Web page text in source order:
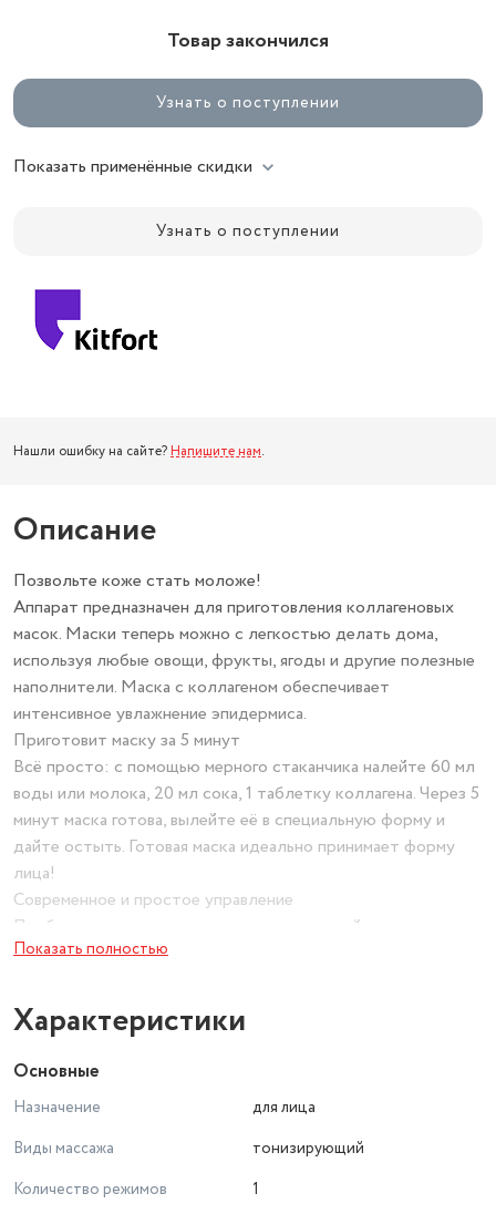
Товар закончился
Узнать о поступлении
Показать применённые скидки
Узнать о поступлении
Нашли ошибку на сайте? Напишите нам.
Описание
Позвольте коже стать моложе!
Аппарат предназначен для приготовления коллагеновых
масок. Маски теперь можно с легкостью делать дома,
используя любые овощи, фрукты, ягоды и другие полезные
наполнители. Маска с коллагеном обеспечивает
интенсивное увлажнение эпидермиса.
Приготовит маску за 5 минут
Всё просто: с помощью мерного стаканчика налейте 60 мл
воды или молока, 20 мл сока, 1 таблетку коллагена. Через 5
минут маска готова, вылейте её в специальную форму и
дайте остыть. Готовая маска идеально принимает форму
лица!
Современное и простое управление
Прибор включается и выключается кнопкой на панели
управления. В процессе работы и очистки индикаторы на
Чтобы извлечь маску, просто нажмите зелёную кнопку со
значком капли. Готово!
Полный комплект!
которые впоследствии можно докупить. Также прибор
КТ-3127 дополнен ершиком для очистки, мерным стаканом,
прибором проще простого!
Показать полностью
Характеристики
Основные
Назначение
для лица
Виды массажа
тонизирующий
Количество режимов
1